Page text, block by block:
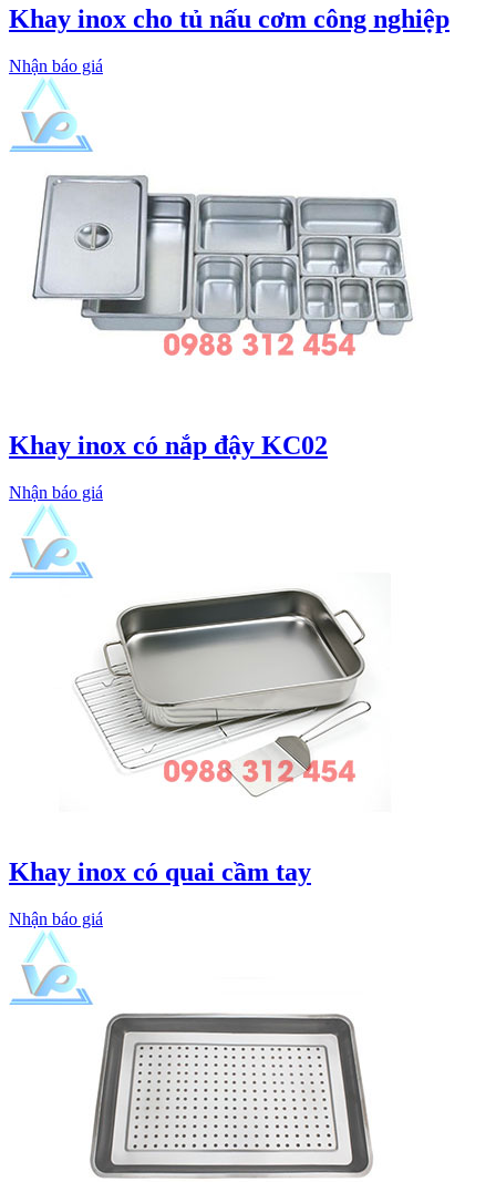
Khay inox cho tủ nấu cơm công nghiệp
Nhận báo giá
Khay inox có nắp đậy KC02
Nhận báo giá
Khay inox có quai cầm tay
Nhận báo giá